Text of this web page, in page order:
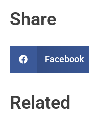
Share
Facebook
Related